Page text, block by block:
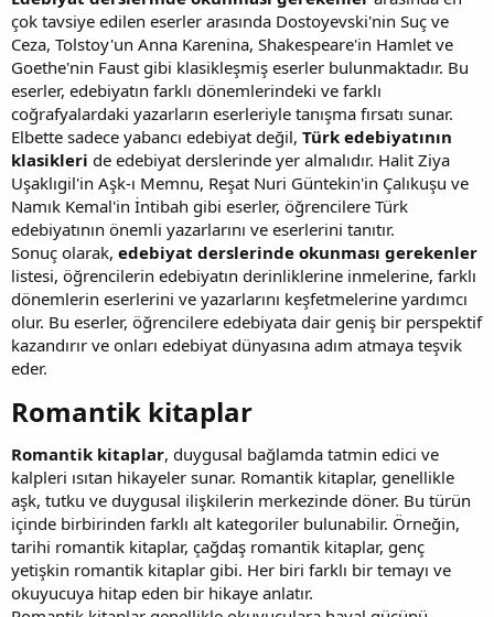
çok tavsiye edilen eserler arasında Dostoyevski'nin Suç ve
Ceza, Tolstoy'un Anna Karenina, Shakespeare'in Hamlet ve
Goethe'nin Faust gibi klasikleşmiş eserler bulunmaktadır. Bu
eserler, edebiyatın farklı dönemlerindeki ve farklı
coğrafyalardaki yazarların eserleriyle tanışma fırsatı sunar.
Elbette sadece yabancı edebiyat değil, Türk edebiyatının
klasikleri de edebiyat derslerinde yer almalıdır. Halit Ziya
Uşaklıgil'in Aşk-ı Memnu, Reşat Nuri Güntekin'in Çalıkuşu ve
Namık Kemal'in İntibah gibi eserler, öğrencilere Türk
edebiyatının önemli yazarlarını ve eserlerini tanıtır.
Sonuç olarak, edebiyat derslerinde okunması gerekenler
listesi, öğrencilerin edebiyatın derinliklerine inmelerine, farklı
dönemlerin eserlerini ve yazarlarını keşfetmelerine yardımcı
olur. Bu eserler, öğrencilere edebiyata dair geniş bir perspektif
kazandırır ve onları edebiyat dünyasına adım atmaya teşvik
eder.
Romantik kitaplar​
Romantik kitaplar, duygusal bağlamda tatmin edici ve
kalpleri ısıtan hikayeler sunar. Romantik kitaplar, genellikle
aşk, tutku ve duygusal ilişkilerin merkezinde döner. Bu türün
içinde birbirinden farklı alt kategoriler bulunabilir. Örneğin,
tarihi romantik kitaplar, çağdaş romantik kitaplar, genç
yetişkin romantik kitaplar gibi. Her biri farklı bir temayı ve
okuyucuya hitap eden bir hikaye anlatır.